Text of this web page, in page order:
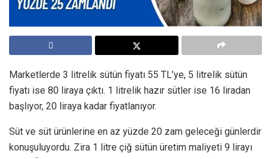
Marketlerde 3 litrelik sütün fiyatı 55 TL’ye, 5 litrelik sütün
fiyatı ise 80 liraya çıktı. 1 litrelik hazır sütler ise 16 liradan
başlıyor, 20 liraya kadar fiyatlanıyor.
Süt ve süt ürünlerine en az yüzde 20 zam geleceği günlerdir
konuşuluyordu. Zira 1 litre çiğ sütün üretim maliyeti 9 lirayı